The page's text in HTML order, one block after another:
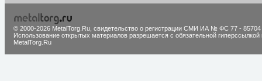
© 2000-2026 MetalTorg.Ru, cвидетельство о регистрации СМИ ИА № ФС 77 - 85704
Использование открытых материалов разрешается с обязательной гиперссылкой
MetalTorg.Ru